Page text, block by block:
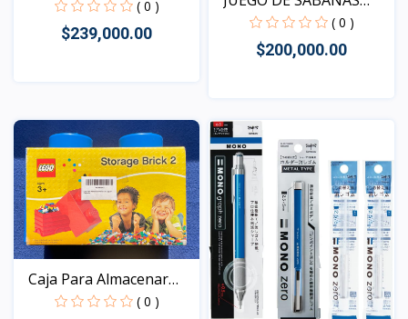
diatonic...
( 0 )
$239,000.00
KING
( 0 )
$200,000.00
Caja Para Almacenar
Pie...
( 0 )